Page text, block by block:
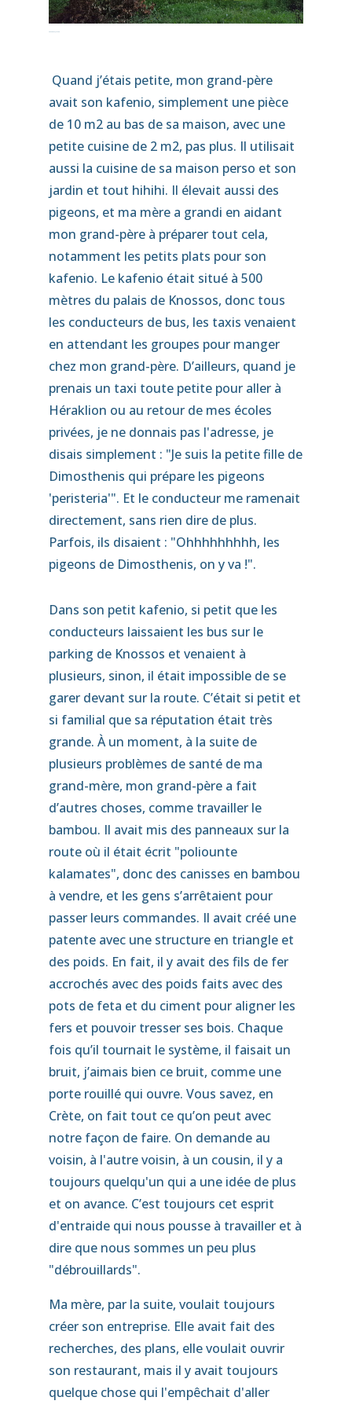
Quand j’étais petite, mon grand-père
avait son kafenio, simplement une pièce
de 10 m2 au bas de sa maison, avec une
petite cuisine de 2 m2, pas plus. Il utilisait
aussi la cuisine de sa maison perso et son
jardin et tout hihihi. Il élevait aussi des
pigeons, et ma mère a grandi en aidant
mon grand-père à préparer tout cela,
notamment les petits plats pour son
kafenio. Le kafenio était situé à 500
mètres du palais de Knossos, donc tous
les conducteurs de bus, les taxis venaient
en attendant les groupes pour manger
chez mon grand-père. D’ailleurs, quand je
prenais un taxi toute petite pour aller à
Héraklion ou au retour de mes écoles
privées, je ne donnais pas l'adresse, je
disais simplement : "Je suis la petite fille de
Dimosthenis qui prépare les pigeons
'peristeria'". Et le conducteur me ramenait
directement, sans rien dire de plus.
Parfois, ils disaient : "Ohhhhhhhhh, les
pigeons de Dimosthenis, on y va !".
Dans son petit kafenio, si petit que les
conducteurs laissaient les bus sur le
parking de Knossos et venaient à
plusieurs, sinon, il était impossible de se
garer devant sur la route. C’était si petit et
si familial que sa réputation était très
grande. À un moment, à la suite de
plusieurs problèmes de santé de ma
grand-mère, mon grand-père a fait
d’autres choses, comme travailler le
bambou. Il avait mis des panneaux sur la
route où il était écrit "poliounte
kalamates", donc des canisses en bambou
à vendre, et les gens s’arrêtaient pour
passer leurs commandes. Il avait créé une
patente avec une structure en triangle et
des poids. En fait, il y avait des fils de fer
accrochés avec des poids faits avec des
pots de feta et du ciment pour aligner les
fers et pouvoir tresser ses bois. Chaque
fois qu’il tournait le système, il faisait un
bruit, j’aimais bien ce bruit, comme une
porte rouillé qui ouvre. Vous savez, en
Crète, on fait tout ce qu’on peut avec
notre façon de faire. On demande au
voisin, à l'autre voisin, à un cousin, il y a
toujours quelqu'un qui a une idée de plus
et on avance. C’est toujours cet esprit
d'entraide qui nous pousse à travailler et à
dire que nous sommes un peu plus
"débrouillards".
Ma mère, par la suite, voulait toujours
créer son entreprise. Elle avait fait des
recherches, des plans, elle voulait ouvrir
son restaurant, mais il y avait toujours
quelque chose qui l'empêchait d'aller